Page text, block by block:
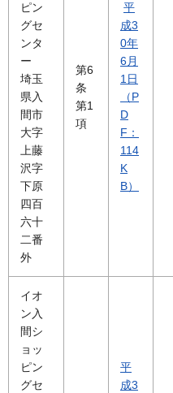
ピン
グセ
ンタ
ー
埼玉
県入
間市
大字
上藤
沢字
下原
四百
六十
二番
外
第6
条
第1
項
平
成3
0年
6月
1日
（P
D
F：
114
K
B）
イオ
ン入
間シ
ョッ
ピン
グセ
平
成3